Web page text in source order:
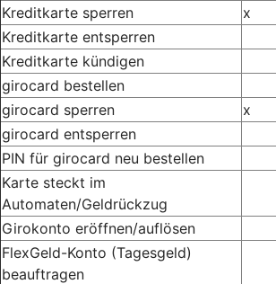
Kreditkarte sperren
x
Kreditkarte entsperren
Kreditkarte kündigen
girocard bestellen
girocard sperren
x
girocard entsperren
PIN für girocard neu bestellen
Karte steckt im
Automaten/Geldrückzug
Girokonto eröffnen/auflösen
FlexGeld-Konto (Tagesgeld)
beauftragen